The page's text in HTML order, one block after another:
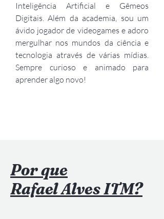
Inteligência Artificial e Gêmeos
Digitais. Além da academia, sou um
ávido jogador de videogames e adoro
mergulhar nos mundos da ciência e
tecnologia através de várias mídias.
Sempre curioso e animado para
aprender algo novo!
Por que
Rafael Alves ITM?